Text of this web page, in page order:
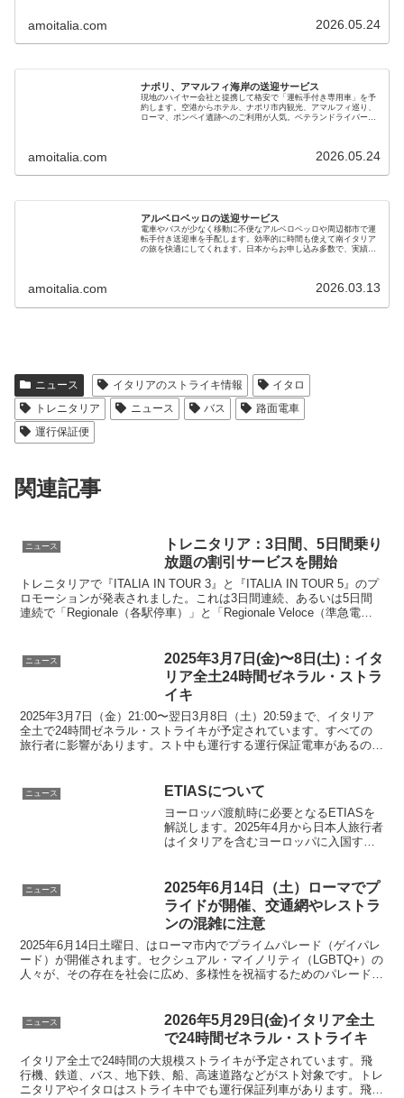
amoitalia.com 2026.05.24
ナポリ、アマルフィ海岸の送迎サービス
現地のハイヤー会社と提携して格安で「運転手付き専用車」を予
約します。空港からホテル、ナポリ市内観光、アマルフィ巡り、
ローマ、ポンペイ遺跡へのご利用が人気。ベテランドライバーで
amoitalia.com 2026.05.24
アルベロベッロの送迎サービス
電車やバスが少なく移動に不便なアルベロベッロや周辺都市で運
転手付き送迎車を手配します。効率的に時間も使えて南イタリア
の旅を快適にしてくれます。日本からお申し込み多数で、実績の
amoitalia.com 2026.03.13
ニュース イタリアのストライキ情報
イタロ
トレニタリア
ニュース バス
路面電車
運行保証便
関連記事
ニュース
トレニタリア：3日間、5日間乗り
放題の割引サービスを開始
トレニタリアで『ITALIA IN TOUR 3』と『ITALIA IN TOUR 5』のプ
ロモーションが発表されました。これは3日間連続、あるいは5日間
連続で「Regionale（各駅停車）」と「Regionale Veloce（準急電
ニュース
2025年3月7日(金)〜8日(土)：イタ
リア全土24時間ゼネラル・ストラ
イキ
2025年3月7日（金）21:00〜翌日3月8日（土）20:59まで、イタリア
全土で24時間ゼネラル・ストライキが予定されています。すべての
旅行者に影響があります。スト中も運行する運行保証電車があるので
ニュース ETIASについて
ヨーロッパ渡航時に必要となるETIASを
解説します。2025年4月から日本人旅行者
はイタリアを含むヨーロッパに入国する
ず日本でオンライン手続きをしましょ
う。登録方法、料金、有効期限などを詳
しく説明します。
ニュース
2025年6月14日（土）ローマでプ
ライドが開催、交通網やレストラ
ンの混雑に注意
2025年6月14日土曜日、はローマ市内でプライムパレード（ゲイパレ
ード）が開催されます。セクシュアル・マイノリティ（LGBTQ+）の
人々が、その存在を社会に広め、多様性を祝福するためのパレードで
ュアリティやジェンダーの多様性を祝います。
ニュース
2026年5月29日(金)イタリア全土
で24時間ゼネラル・ストライキ
イタリア全土で24時間の大規模ストライキが予定されています。飛
行機、鉄道、バス、地下鉄、船、高速道路などがスト対象です。トレ
ニタリアやイタロはストライキ中でも運行保証列車があります。飛行